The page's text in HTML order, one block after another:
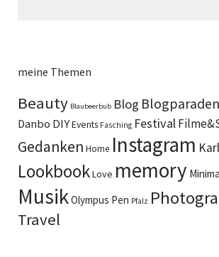
meine Themen
Beauty Blaubeerbub Blog Blogparaden
Danbo DIYEvents Fasching Festival
Gedanken Home Instagram
LookbookLove memory
MusikOlympus Pen Pfalz
Travel